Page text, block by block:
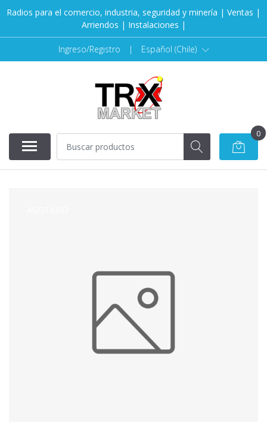
Radios para el comercio, industria, seguridad y minería | Ventas |
Arriendos | Instalaciones |
Ingreso/Registro | Español (Chile)
0